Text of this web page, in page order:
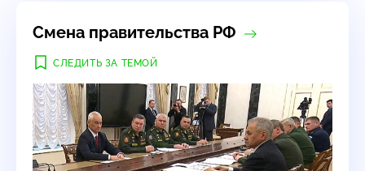
Смена правительства РФ
СЛЕДИТЬ ЗА ТЕМОЙ